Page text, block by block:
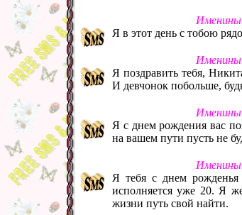
Я в этот день с тобою
Я поздравить тебя,
И девчонок побольше,
Я с днем рождения вас
на вашем пути пусть не
Я тебя с днем рожденья
исполняется уже 20. Я
жизни путь свой найти.